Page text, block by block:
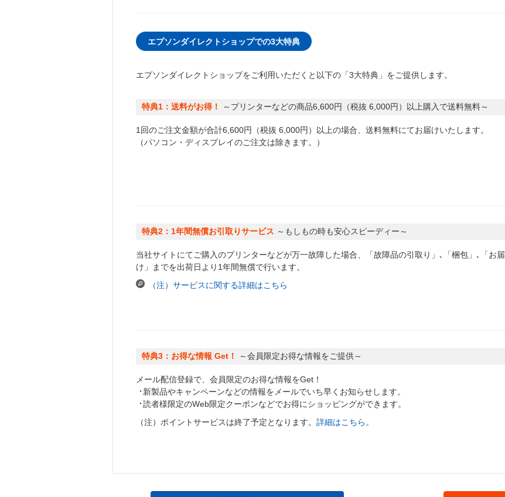
エプソンダイレクトショップでの3大特典
エプソンダイレクトショップをご利用いただくと以下の「3大特典」をご提供します。
特典1：送料がお得！ ～プリンターなどの商品6,600円（税抜 6,000円）以上購入で送料無料～
1回のご注文金額が合計6,600円（税抜 6,000円）以上の場合、送料無料にてお届けいたします。
（パソコン・ディスプレイのご注文は除きます。）
特典2：1年間無償お引取りサービス ～もしもの時も安心スピーディー～
当社サイトにてご購入のプリンターなどが万一故障した場合、「故障品の引取り」､「梱包」､「お届
け」までを出荷日より1年間無償で行います。
（注）サービスに関する詳細はこちら
特典3：お得な情報 Get！ ～会員限定お得な情報をご提供～
メール配信登録で、会員限定のお得な情報をGet！
新製品やキャンペーンなどの情報をメールでいち早くお知らせします。
読者様限定のWeb限定クーポンなどでお得にショッピングができます。
（注）ポイントサービスは終了予定となります。 詳細はこちら。